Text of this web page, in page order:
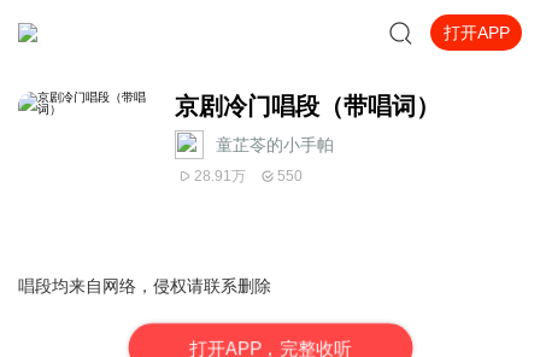
打开APP
京剧冷门唱段（带唱词）
童芷苓的小手帕
28.91万 550
唱段均来自网络，侵权请联系删除
打开APP，完整收听